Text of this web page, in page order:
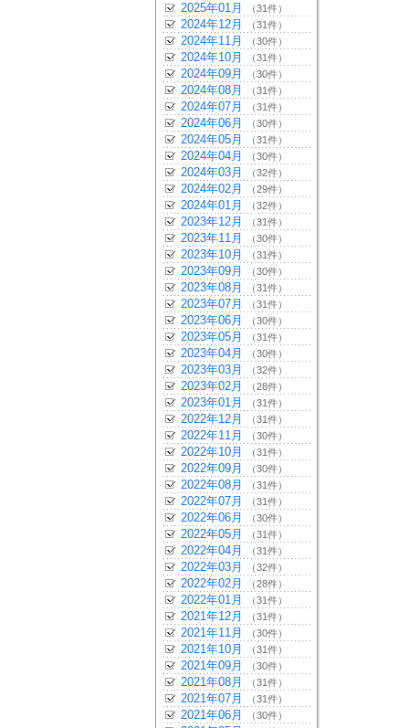
2025年01月 （31件）
2024年12月 （31件）
2024年11月 （30件）
2024年10月 （31件）
2024年09月 （30件）
2024年08月 （31件）
2024年07月 （31件）
2024年06月 （30件）
2024年05月 （31件）
2024年04月 （30件）
2024年03月 （32件）
2024年02月 （29件）
2024年01月 （32件）
2023年12月 （31件）
2023年11月 （30件）
2023年10月 （31件）
2023年09月 （30件）
2023年08月 （31件）
2023年07月 （31件）
2023年06月 （30件）
2023年05月 （31件）
2023年04月 （30件）
2023年03月 （32件）
2023年02月 （28件）
2023年01月 （31件）
2022年12月 （31件）
2022年11月 （30件）
2022年10月 （31件）
2022年09月 （30件）
2022年08月 （31件）
2022年07月 （31件）
2022年06月 （30件）
2022年05月 （31件）
2022年04月 （31件）
2022年03月 （32件）
2022年02月 （28件）
2022年01月 （31件）
2021年12月 （31件）
2021年11月 （30件）
2021年10月 （31件）
2021年09月 （30件）
2021年08月 （31件）
2021年07月 （31件）
2021年06月 （30件）